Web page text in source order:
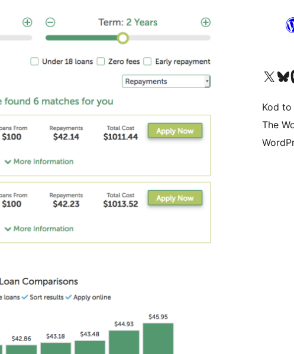
Odwiedź nasze
Kod
The